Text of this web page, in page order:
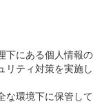
下にある個人情報の
リティ対策を実施し
な環境下に保管して